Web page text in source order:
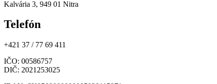
Kalvária 3, 949 01 Nitra
Telefón
+421 37 / 77 69 411
IČO: 00586757
DIČ: 2021253025